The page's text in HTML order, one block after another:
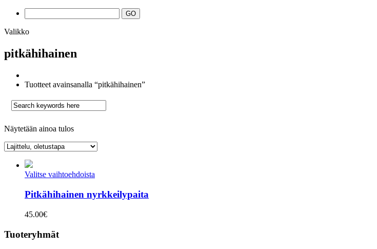
Valikko
pitkähihainen
Tuotteet avainsanalla “pitkähihainen”
Näytetään ainoa tulos
Valitse vaihtoehdoista
Pitkähihainen nyrkkeilypaita
45.00€
Tuoteryhmät